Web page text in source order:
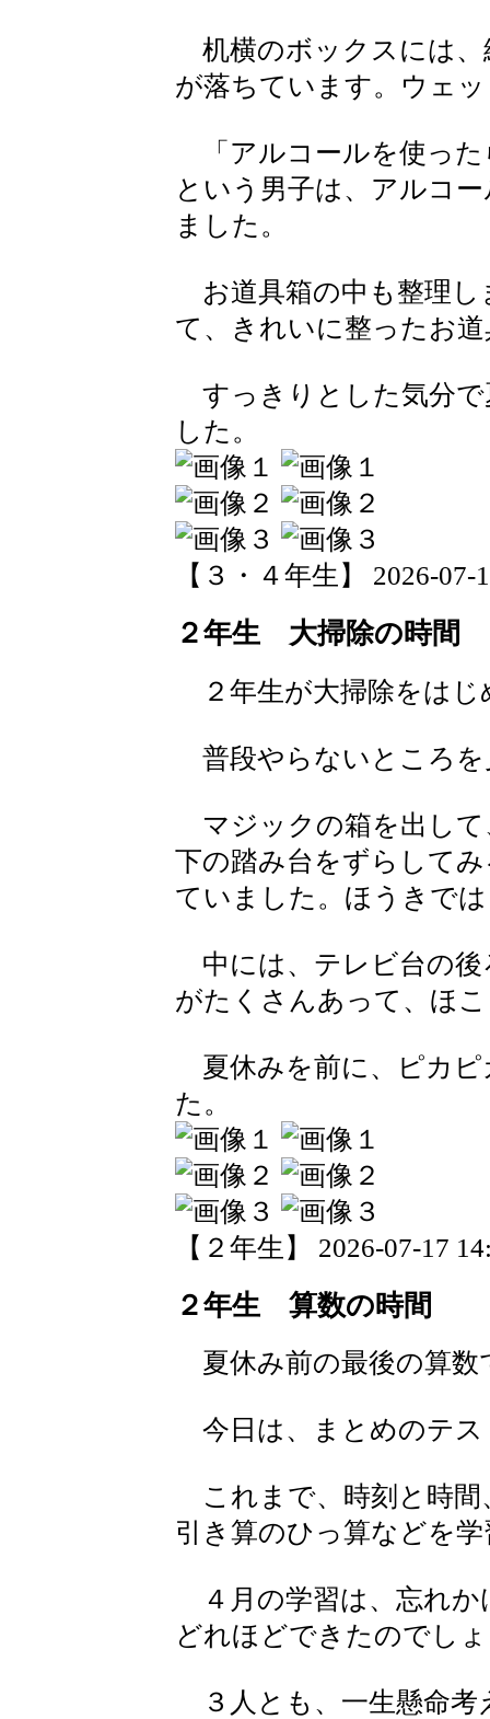
机横のボックスには、
が落ちています。ウェ
「アルコールを使った
という男子は、アルコ
ました。
お道具箱の中も整理し
て、きれいに整ったお道
すっきりとした気分で
した。
【３・４年生】 2026-07-
２年生 大掃除の時間
２年生が大掃除をはじ
普段やらないところを
マジックの箱を出して
下の踏み台をずらして
ていました。ほうきで
中には、テレビ台の後
がたくさんあって、ほ
夏休みを前に、ピカピ
た。
【２年生】 2026-07-17
２年生 算数の時間
夏休み前の最後の算数
今日は、まとめのテス
これまで、時刻と時間
引き算のひっ算などを
４月の学習は、忘れか
どれほどできたのでし
３人とも、一生懸命考